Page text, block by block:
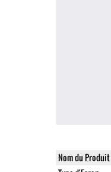
Nom du Produit